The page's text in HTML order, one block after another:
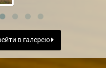
в галерею